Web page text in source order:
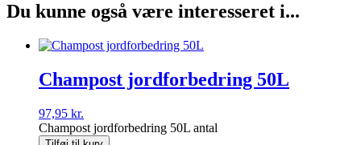
Du kunne også være interesseret i...
Champost jordforbedring 50L
97,95 kr.
Champost jordforbedring 50L antal